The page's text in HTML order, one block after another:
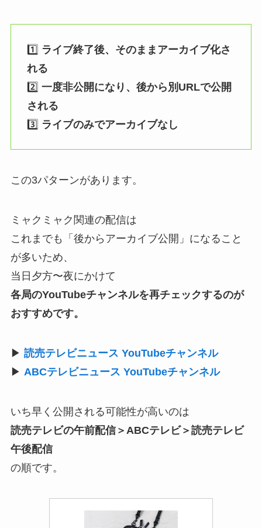
1️⃣ ライブ終了後、そのままアーカイブ化さ
れる
2️⃣ 一度非公開になり、後から別URLで公開
される
3️⃣ ライブのみでアーカイブなし
この3パターンがあります。
ミャクミャク関連の配信は
これまでも「後からアーカイブ公開」になること
が多いため、
当日夕方〜夜にかけて
各局のYouTubeチャンネルを再チェックするのが
おすすめです。
▶ 読売テレビニュース YouTubeチャンネル
▶ ABCテレビニュース YouTubeチャンネル
いち早く公開される可能性が高いのは
読売テレビの午前配信＞ABCテレビ＞読売テレビ
午後配信
の順です。